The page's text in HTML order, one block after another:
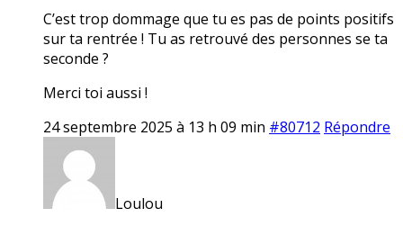
C’est trop dommage que tu es pas de points positifs
sur ta rentrée ! Tu as retrouvé des personnes se ta
seconde ?
Merci toi aussi !
24 septembre 2025 à 13 h 09 min #80712 Répondre
Loulou